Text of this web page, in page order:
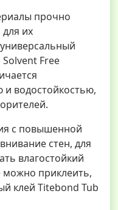
прочно
их
Free
водостойкостью,
с повышенной
стен, для
влагостойкий
можно приклеить,
клей Titebond Tub